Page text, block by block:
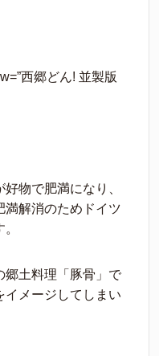
西郷どん! 並製版
物で肥満になり、
満解消のためドイツ
郷土料理「豚骨」で
イメージしてしまい